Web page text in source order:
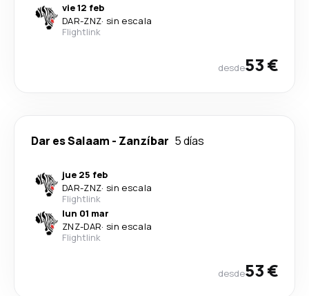
vie 12 feb
DAR-ZNZ· sin escala
Flightlink
desde53 €
Dar es Salaam - Zanzíbar 5 días
jue 25 feb
DAR-ZNZ· sin escala
Flightlink
lun 01 mar
ZNZ-DAR· sin escala
Flightlink
desde53 €